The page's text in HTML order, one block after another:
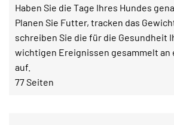
Haben Sie die Tage Ihres Hundes
Planen Sie Futter, tracken das
schreiben Sie die für die Gesundheit
wichtigen Ereignissen gesammelt an
auf.
77 Seiten